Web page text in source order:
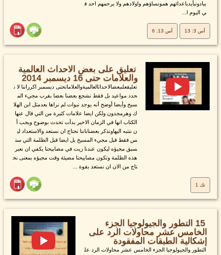
يبادونبأيدياعدائهم همونساؤهم واولادهم ولا يرحمهم احد ف
ي اليوم ا...
أس 3: 13 أس 13: 6
تعليق على بعض الاحداث العالمية
والعلامات حتى 16 ديسمبر 2014
تعليقعلىبعضالاحداثالعالميةوالعلاماتحتى ديسمبر اكرراننا لا ن
حدد مواعيد بل فقط نشجع بعضنا بعضا بقرب مجيء الم
سيح وأيضا أوضح أنه يوجد نبوات لم نراها بعدمثل ابن الهلا
ك وهرمجدون ولكن ايضا علامات كثيرة من التي قال عنها
الكتاب انها في الزمان الاخير بدأت تحدث بوضوح ويجب أ
ن ننتبه اليهاونذكر بعضناباننا نحتاج ان نستعد والاستعداد لي
س فقط قبل مجيء المسيح بل ايضا قبل الظلمة التي ست
سبق مجيؤه ليكون عندنا زيت في مصابيحنا يكفي ان نعبر
هذه الظلمة وتكون مصابيحنا مضيئة وقت مجيؤه بمعنى نح
تاج من الان ان نستعد بقوة ...
تك 1
15 التطور والجيولوجيا الجزء
الخامس عشر محاولات الرد على
إشكالية الطبقات المفقودة
التطور والجيولوجيا الجزء الخامس عشر محاولات الرد عل